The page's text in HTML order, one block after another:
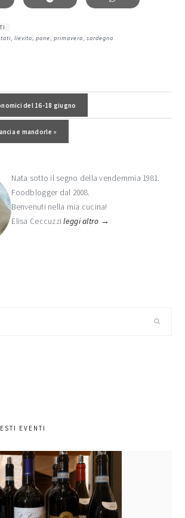
,lievito,pane,primavera,sardegna
del 16-18 giugno
e mandorle »
Nata sotto il segno della vendemmia 1981.
Foodblogger dal 2008.
Benvenuti nella mia cucina!
Elisa Ceccuzzileggi altro →
EVENTI